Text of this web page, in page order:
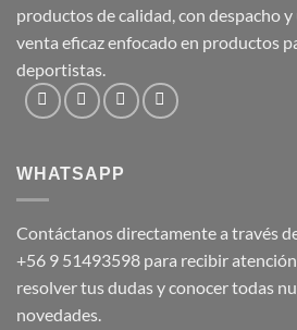
productos de calidad, con despacho
venta eficaz enfocado en productos
deportistas.
WHATSAPP
Contáctanos directamente a través
+56 9 51493598 para recibir
resolver tus dudas y conocer todas
novedades.